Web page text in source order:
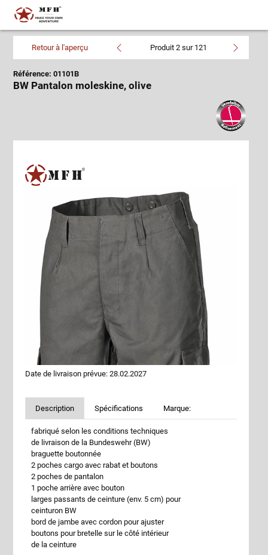
Retour à l'aperçu Produit 2 sur 121
Référence: 01101B
BW Pantalon moleskine, olive
Date de livraison prévue: 28.02.2027
Description Spécifications Marque:
fabriqué selon les conditions techniques
de livraison de la Bundeswehr (BW)
braguette boutonnée
2 poches cargo avec rabat et boutons
2 poches de pantalon
1 poche arrière avec bouton
larges passants de ceinture (env. 5 cm) pour
ceinturon BW
bord de jambe avec cordon pour ajuster
boutons pour bretelle sur le côté intérieur
de la ceinture